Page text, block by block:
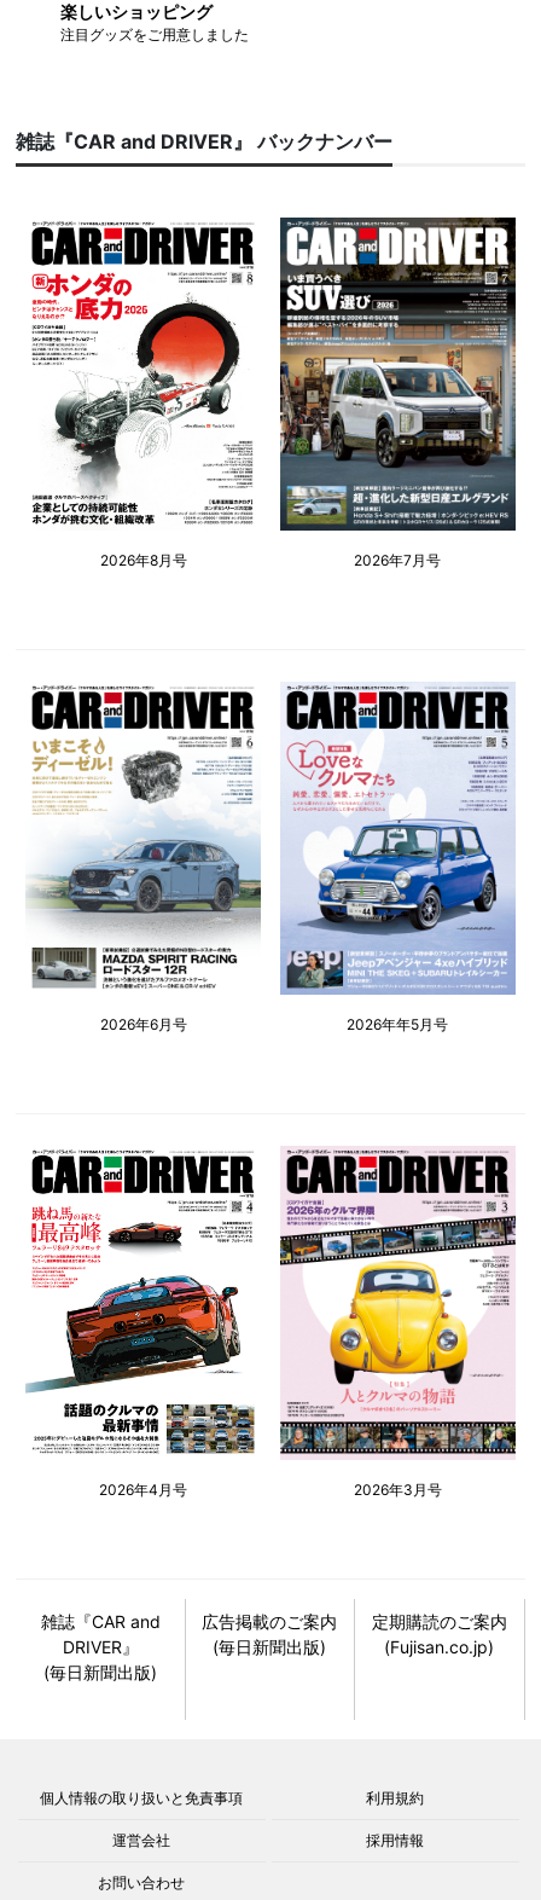
楽しいショッピング
注目グッズをご用意しました
雑誌『CAR and DRIVER』 バックナンバー
2026年8月号 2026年7月号
2026年6月号 2026年年5月号
2026年4月号 2026年3月号
雑誌『CAR and
DRIVER』
(毎日新聞出版)
広告掲載のご案内
(毎日新聞出版)
定期購読のご案内
(Fujisan.co.jp)
個人情報の取り扱いと免責事項 利用規約
運営会社 採用情報
お問い合わせ